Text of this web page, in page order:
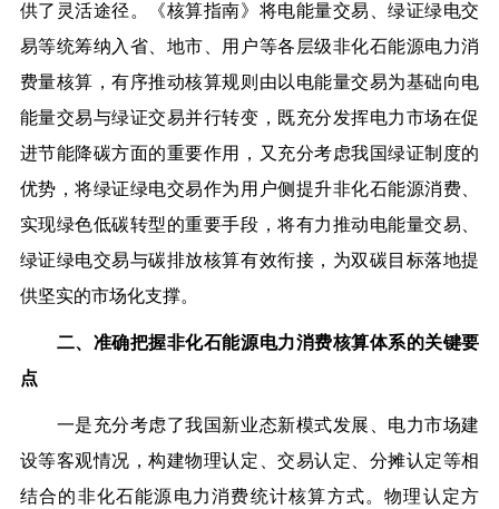
供了灵活途径。《核算指南》将电能量交易、绿证绿电交
易等统筹纳入省、地市、用户等各层级非化石能源电力消
费量核算，有序推动核算规则由以电能量交易为基础向电
能量交易与绿证交易并行转变，既充分发挥电力市场在促
进节能降碳方面的重要作用，又充分考虑我国绿证制度的
优势，将绿证绿电交易作为用户侧提升非化石能源消费、
实现绿色低碳转型的重要手段，将有力推动电能量交易、
绿证绿电交易与碳排放核算有效衔接，为双碳目标落地提
供坚实的市场化支撑。
二、准确把握非化石能源电力消费核算体系的关键要
点
一是充分考虑了我国新业态新模式发展、电力市场建
设等客观情况，构建物理认定、交易认定、分摊认定等相
结合的非化石能源电力消费统计核算方式。物理认定方